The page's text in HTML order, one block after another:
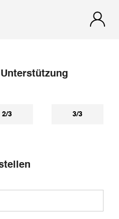
2/3 3/3